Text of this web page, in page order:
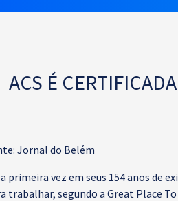
ACS É
Jornal do Belém
primeira vez em seus 154 anos de
trabalhar, segundo a Great Place